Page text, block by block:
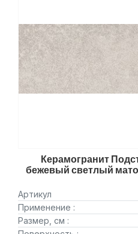
Керамогранит
бежевый светлый
Артикул
Применение :
Размер, см :